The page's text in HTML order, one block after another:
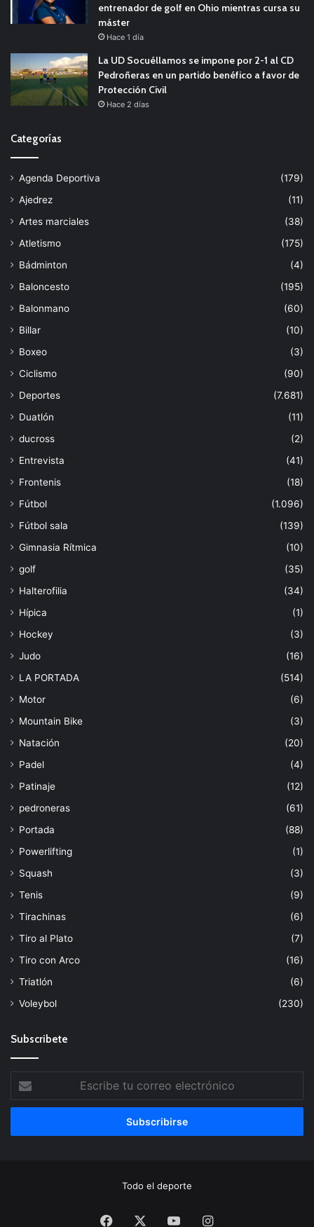
entrenador de golf en Ohio mientras cursa su
máster
Hace 1 día
La UD Socuéllamos se impone por 2-1 al CD
Pedroñeras en un partido benéfico a favor de
Protección Civil
Hace 2 días
Categorías
Agenda Deportiva
(179)
Ajedrez
(11)
Artes marciales
(38)
Atletismo
(175)
Bádminton
(4)
Baloncesto
(195)
Balonmano
(60)
Billar
(10)
Boxeo
(3)
Ciclismo
(90)
Deportes
(7.681)
Duatlón
(11)
ducross
(2)
Entrevista
(41)
Frontenis
(18)
Fútbol
(1.096)
Fútbol sala
(139)
Gimnasia Rítmica
(10)
golf
(35)
Halterofilia
(34)
Hípica
(1)
Hockey
(3)
Judo
(16)
LA PORTADA
(514)
Motor
(6)
Mountain Bike
(3)
Natación
(20)
Padel
(4)
Patinaje
(12)
pedroneras
(61)
Portada
(88)
Powerlifting
(1)
Squash
(3)
Tenis
(9)
Tirachinas
(6)
Tiro al Plato
(7)
Tiro con Arco
(16)
Triatlón
(6)
Voleybol
(230)
Subscribete
tu
correo
Todo el deporte
Facebook YouTubeInstagram